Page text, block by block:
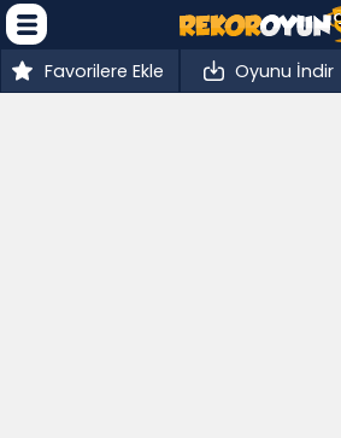
Favorilere Ekle Oyunu İndir